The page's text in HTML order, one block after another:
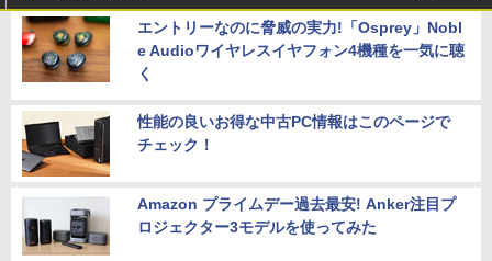
エントリーなのに脅威の実力!「Osprey」Nobl
e Audioワイヤレスイヤフォン4機種を一気に聴
く
性能の良いお得な中古PC情報はこのページで
チェック！
Amazon プライムデー過去最安! Anker注目プ
ロジェクター3モデルを使ってみた